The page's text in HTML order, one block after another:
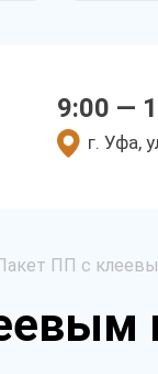
9:00 —
г. Уфа,
ПП с